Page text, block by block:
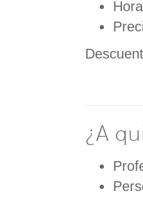
¿A